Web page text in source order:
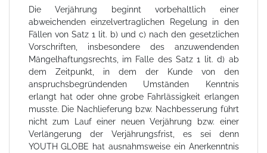
Die Verjährung beginnt vorbehaltlich einer
abweichenden einzelvertraglichen Regelung in den
Fällen von Satz 1 lit. b) und c) nach den gesetzlichen
Vorschriften, insbesondere des anzuwendenden
Mängelhaftungsrechts, im Falle des Satz 1 lit. d) ab
dem Zeitpunkt, in dem der Kunde von den
anspruchsbegründenden Umständen Kenntnis
erlangt hat oder ohne grobe Fahrlässigkeit erlangen
musste. Die Nachlieferung bzw. Nachbesserung führt
nicht zum Lauf einer neuen Verjährung bzw. einer
Verlängerung der Verjährungsfrist, es sei denn
YOUTH GLOBE hat ausnahmsweise ein Anerkenntnis